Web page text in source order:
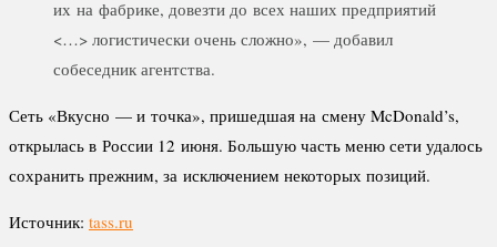
их на фабрике, довезти до всех наших предприятий
<…> логистически очень сложно», — добавил
собеседник агентства.
Сеть «Вкусно — и точка», пришедшая на смену McDonald’s,
открылась в России 12 июня. Большую часть меню сети удалось
сохранить прежним, за исключением некоторых позиций.
Источник: tass.ru